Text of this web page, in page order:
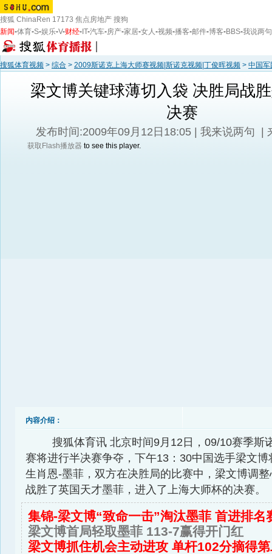
搜狐 ChinaRen 17173 焦点房地产 搜狗
新闻-体育-S-娱乐-V-财经- IT-汽车-房产-家居-女人-视频-播客-邮件-博客-BBS-我说两句
搜狐体育视频 > 综合 > 2009斯诺克上海大师赛视频|斯诺克视频|丁俊晖视频 > 中国军
梁文博关键球薄切入袋 决胜局战
决赛
发布时间:2009年09月12日18:05 | 我来说两句 |
获取Flash播放器 to see this player.
内容介绍：
搜狐体育讯 北京时间9月12日，09/10赛季斯
赛将进行半决赛争夺，下午13：30中国选手梁文博
生肖恩-墨菲，双方在决胜局的比赛中，梁文博调
战胜了英国天才墨菲，进入了上海大师杯的决赛。
集锦-梁文博“致命一击”淘汰墨菲 首进排名
梁文博首局轻取墨菲 113-7赢得开门红
梁文博抓住机会主动进攻 单杆102分摘得